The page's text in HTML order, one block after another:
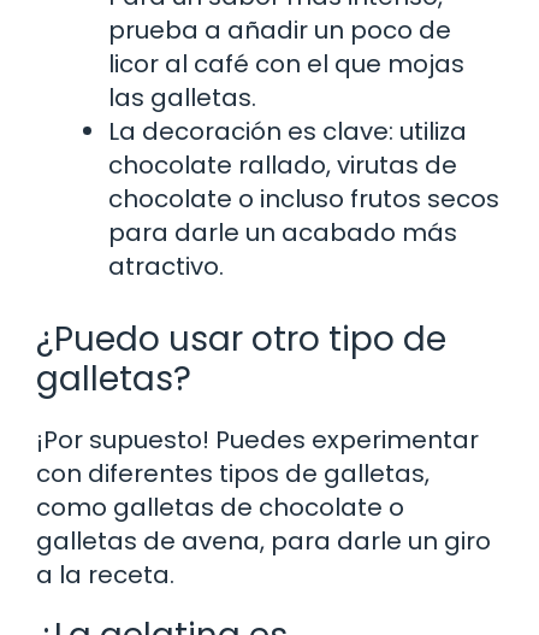
prueba a añadir un poco de
licor al café con el que mojas
las galletas.
La decoración es clave: utiliza
chocolate rallado, virutas de
chocolate o incluso frutos secos
para darle un acabado más
atractivo.
¿Puedo usar otro tipo de
galletas?
¡Por supuesto! Puedes experimentar
con diferentes tipos de galletas,
como galletas de chocolate o
galletas de avena, para darle un giro
a la receta.